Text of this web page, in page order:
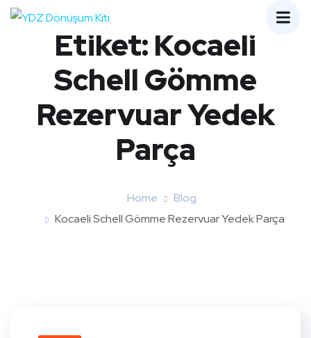
Etiket:Kocaeli
Schell Gömme
Rezervuar Yedek
Parça
Home
Blog
Kocaeli Schell Gömme Rezervuar Yedek Parça